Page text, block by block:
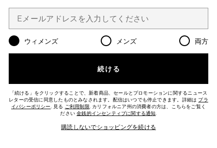
ウィメンズ メンズ 両方
続ける
「続ける」をクリックすることで、新着商品、セールとプロモーションに関するニュース
レターの受信に同意したものとみなされます。配信はいつでも停止できます。詳細は プラ
イバシーポリシー. 見る ご利用制限. カリフォルニア州の消費者の方は、こちらをご覧く
ださい金銭的インセンティブに関する通知.
購読しないでショッピングを続ける